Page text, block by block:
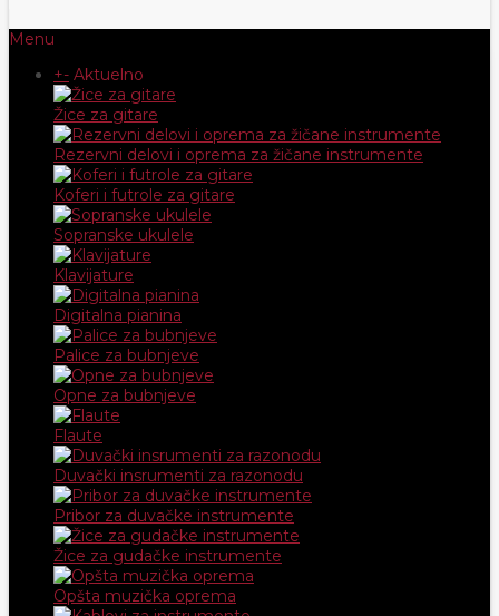
Menu
+- Aktuelno
Žice za gitare
Rezervni delovi i oprema za žičane instrumente
Koferi i futrole za gitare
Sopranske ukulele
Klavijature
Digitalna pianina
Palice za bubnjeve
Opne za bubnjeve
Flaute
Duvački insrumenti za razonodu
Pribor za duvačke instrumente
Žice za gudačke instrumente
Opšta muzička oprema